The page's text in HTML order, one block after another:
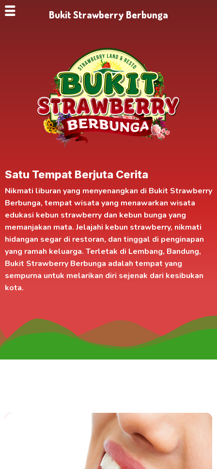
Nikmati liburan yang menyenangkan di Bukit Strawberry
Berbunga, tempat wisata yang menawarkan wisata
edukasi kebun strawberry dan kebun bunga yang
memanjakan mata. Jelajahi kebun strawberry, nikmati
hidangan segar di restoran, dan tinggal di penginapan
yang ramah keluarga. Terletak di Lembang, Bandung,
Bukit Strawberry Berbunga adalah tempat yang
sempurna untuk melarikan diri sejenak dari kesibukan
kota.
Satu Tempat Berjuta Cerita
Bukit Strawberry Berbunga